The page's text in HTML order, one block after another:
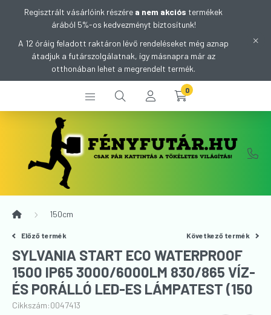
Regisztrált vásárlóink részére a nem akciós termékek
árából 5%-os kedvezményt biztosítunk!
A 12 óráig feladott raktáron lévő rendeléseket még aznap
átadjuk a futárszolgálatnak, így másnapra már az
otthonában lehet a megrendelt termék.
0
150cm
Előző termék Következő termék
SYLVANIA START ECO WATERPROOF
1500 IP65 3000/6000LM 830/865 VÍZ-
ÉS PORÁLLÓ LED-ES LÁMPATEST (150
CM)
Cikkszám:0047413